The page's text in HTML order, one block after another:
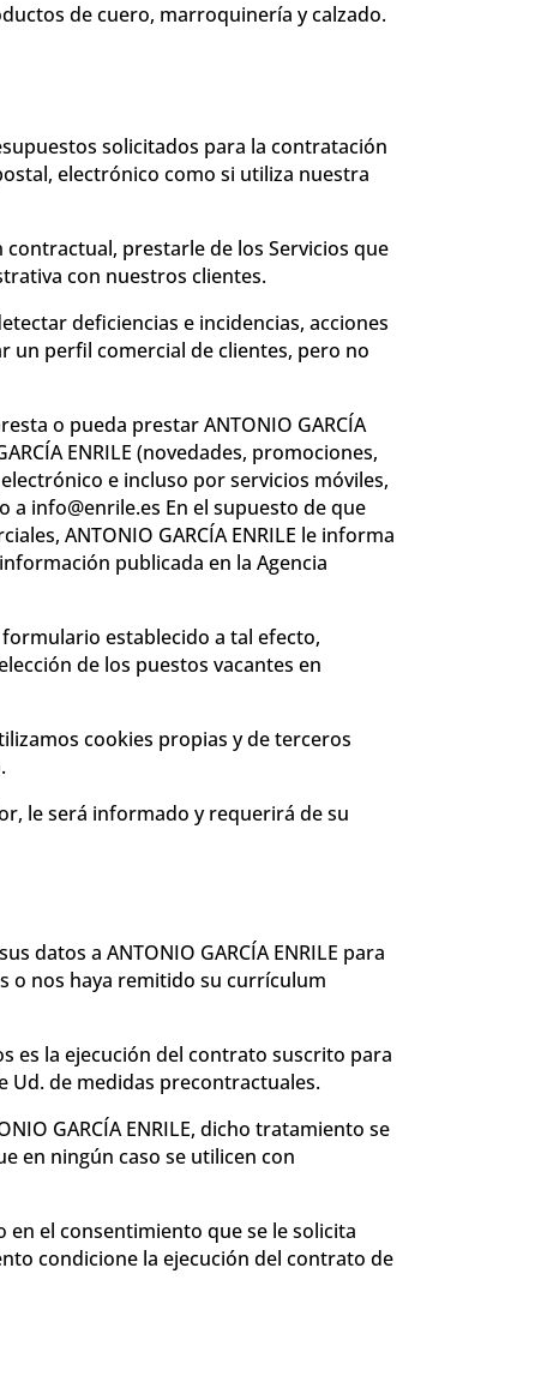
de cuero, marroquinería y calzado.
solicitados para la contratación
electrónico como si utiliza nuestra
prestarle de los Servicios que
con nuestros clientes.
deficiencias e incidencias, acciones
un perfil comercial de clientes, pero no
o pueda prestar ANTONIO GARCÍA
ENRILE (novedades, promociones,
e incluso por servicios móviles,
a info@enrile.es En el supuesto de que
ANTONIO GARCÍA ENRILE le informa
publicada en la Agencia
establecido a tal efecto,
de los puestos vacantes en
cookies propias y de terceros
le será informado y requerirá de su
datos a ANTONIO GARCÍA ENRILE para
o nos haya remitido su currículum
es la ejecución del contrato suscrito para
Ud. de medidas precontractuales.
GARCÍA ENRILE, dicho tratamiento se
en ningún caso se utilicen con
el consentimiento que se le solicita
condicione la ejecución del contrato de